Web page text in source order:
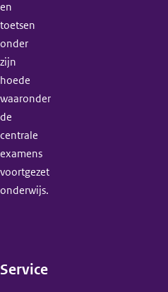
en
toetsen
onder
zijn
hoede
waaronder
de
centrale
examens
voortgezet
onderwijs.
Service